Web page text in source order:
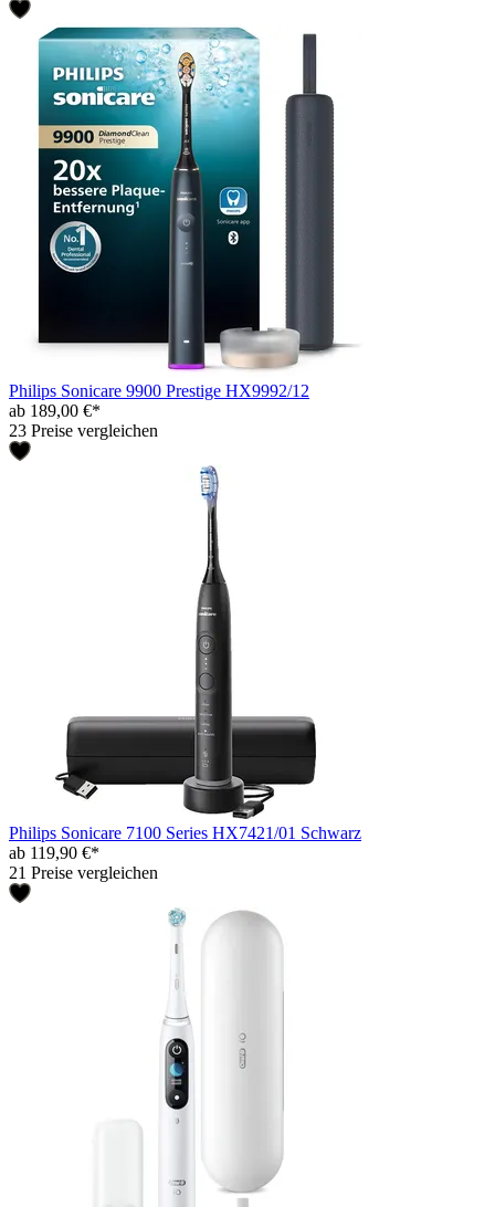
Philips Sonicare 9900 Prestige HX9992/12
ab 189,00 €*
23 Preise vergleichen
Philips Sonicare 7100 Series HX7421/01 Schwarz
ab 119,90 €*
21 Preise vergleichen